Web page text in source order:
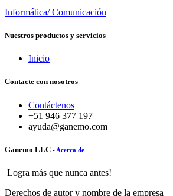
Informática/ Comunicación
Nuestros productos y servicios
Inicio
Contacte con nosotros
Contáctenos
+51 946 377 197
ayuda@ganemo.com
Ganemo LLC - Acerca de
Logra más que nunca antes!
Derechos de autor y nombre de la empresa